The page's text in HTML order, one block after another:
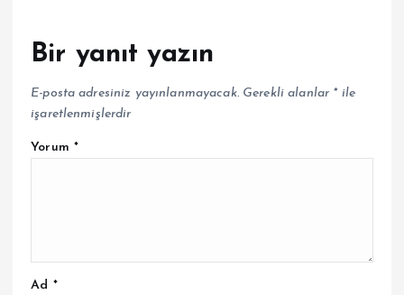
Bir yanıt yazın
E-posta adresiniz yayınlanmayacak. Gerekli alanlar *ile
işaretlenmişlerdir
Yorum *
Ad *